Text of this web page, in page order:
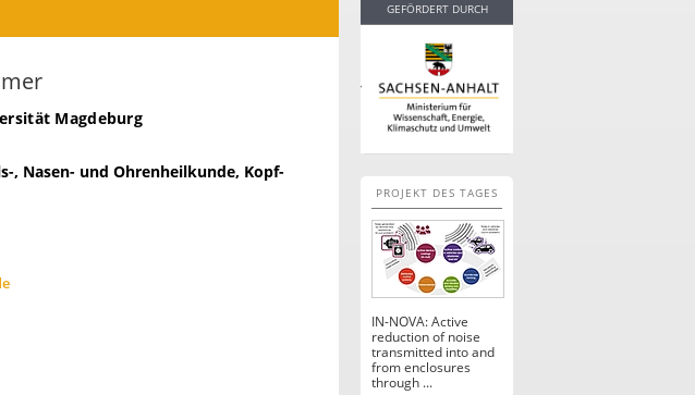
Magdeburg
, Nasen- und Ohrenheilkunde, Kopf-
GEFÖRDERT DURCH
PROJEKT DES TAGES
IN-NOVA: Active
reduction of noise
transmitted into and
from enclosures
through ...